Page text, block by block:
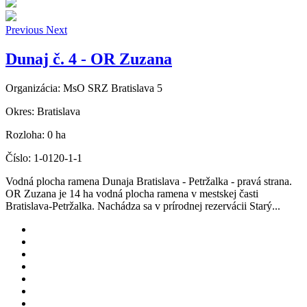
Previous Next
Dunaj č. 4 - OR Zuzana
Organizácia: MsO SRZ Bratislava 5
Okres: Bratislava
Rozloha: 0 ha
Číslo: 1-0120-1-1
Vodná plocha ramena Dunaja Bratislava - Petržalka - pravá strana.
OR Zuzana je 14 ha vodná plocha ramena v mestskej časti
Bratislava-Petržalka. Nachádza sa v prírodnej rezervácii Starý...